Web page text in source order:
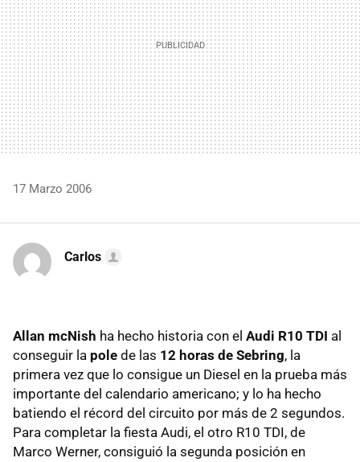
17 Marzo 2006
Carlos
Allan mcNish ha hecho historia con el Audi R10 TDI al
conseguir la pole de las 12 horas de Sebring, la
primera vez que lo consigue un Diesel en la prueba más
importante del calendario americano; y lo ha hecho
batiendo el récord del circuito por más de 2 segundos.
Para completar la fiesta Audi, el otro R10 TDI, de
Marco Werner, consiguió la segunda posición en